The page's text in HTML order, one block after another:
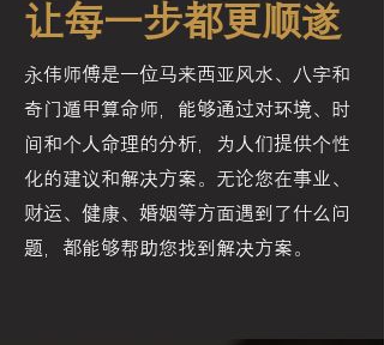
让每一步都更顺遂
永伟师傅是一位马来西亚风水、八字和
奇门遁甲算命师，能够通过对环境、时
间和个人命理的分析，为人们提供个性
化的建议和解决方案。无论您在事业、
财运、健康、婚姻等方面遇到了什么问
题，都能够帮助您找到解决方案。